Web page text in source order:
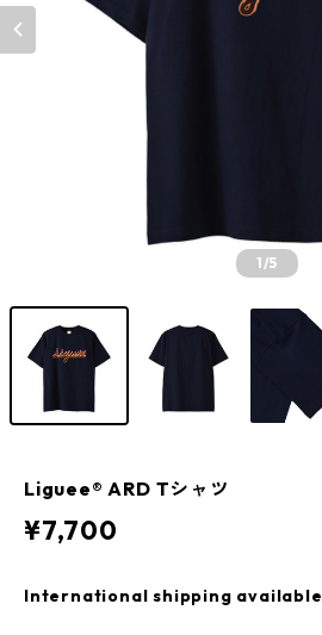
1/5
Liguee®️ ARD Tシャツ
¥7,700
International shipping available